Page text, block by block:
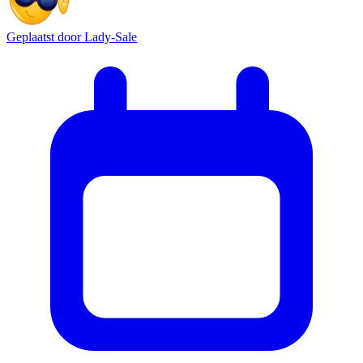
Geplaatst doorLady-Sale